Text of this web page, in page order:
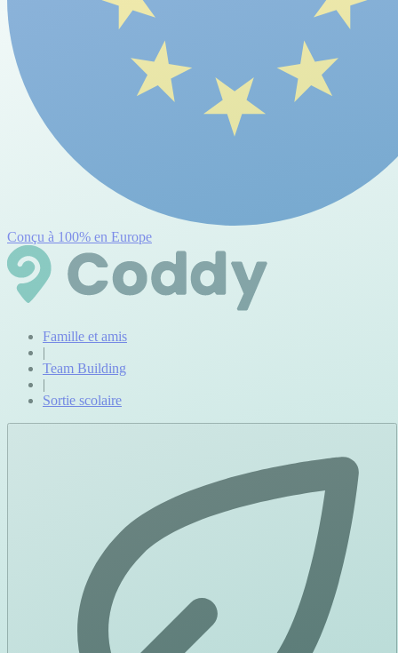
Conçu à 100% en Europe
Famille et amis
|
Team Building
|
Sortie scolaire